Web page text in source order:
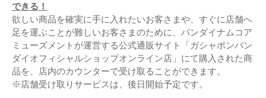
できる！
欲しい商品を確実に手に入れたいお客さまや、すぐに店舗へ
足を運ぶことが難しいお客さまのために、バンダイナムコア
ミューズメントが運営する公式通販サイト「ガシャポンバン
ダイオフィシャルショップオンライン店」にて購入された商
品を、店内のカウンターで受け取ることができます。
※店舗受け取りサービスは、後日開始予定です。